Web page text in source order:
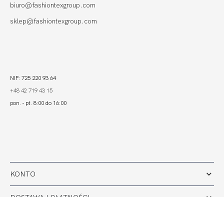
KONTO
biuro@fashiontexgroup.com
sklep@fashiontexgroup.com
NIP: 725 220 93 64
+48 42 719 43 15
pon. - pt. 8:00 do 16:00